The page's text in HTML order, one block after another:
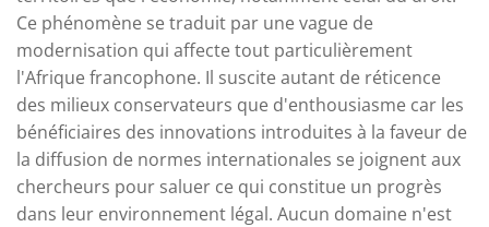
Ce phénomène se traduit par une vague de
modernisation qui affecte tout particulièrement
l'Afrique francophone. Il suscite autant de réticence
des milieux conservateurs que d'enthousiasme car les
bénéficiaires des innovations introduites à la faveur de
la diffusion de normes internationales se joignent aux
chercheurs pour saluer ce qui constitue un progrès
dans leur environnement légal. Aucun domaine n'est